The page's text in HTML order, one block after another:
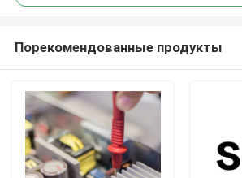
Порекомендованные продукты